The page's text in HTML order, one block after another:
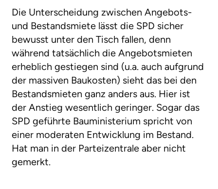
Die Unterscheidung zwischen Angebots-
und Bestandsmiete lässt die SPD sicher
bewusst unter den Tisch fallen, denn
während tatsächlich die Angebotsmieten
erheblich gestiegen sind (u.a. auch aufgrund
der massiven Baukosten) sieht das bei den
Bestandsmieten ganz anders aus. Hier ist
der Anstieg wesentlich geringer. Sogar das
SPD geführte Bauministerium spricht von
einer moderaten Entwicklung im Bestand.
Hat man in der Parteizentrale aber nicht
gemerkt.